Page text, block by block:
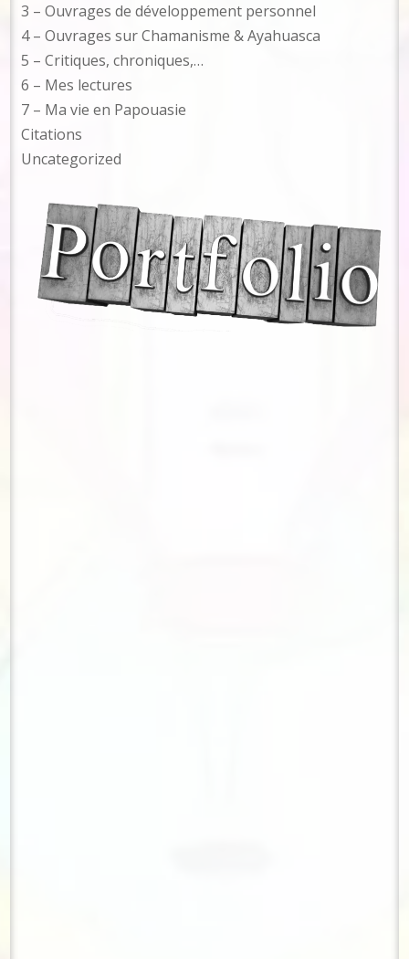
3 – Ouvrages de développement personnel
4 – Ouvrages sur Chamanisme & Ayahuasca
5 – Critiques, chroniques,…
6 – Mes lectures
7 – Ma vie en Papouasie
Citations
Uncategorized